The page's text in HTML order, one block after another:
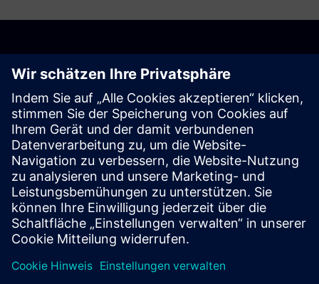
Erste Schritte
Kontaktieren Sie uns